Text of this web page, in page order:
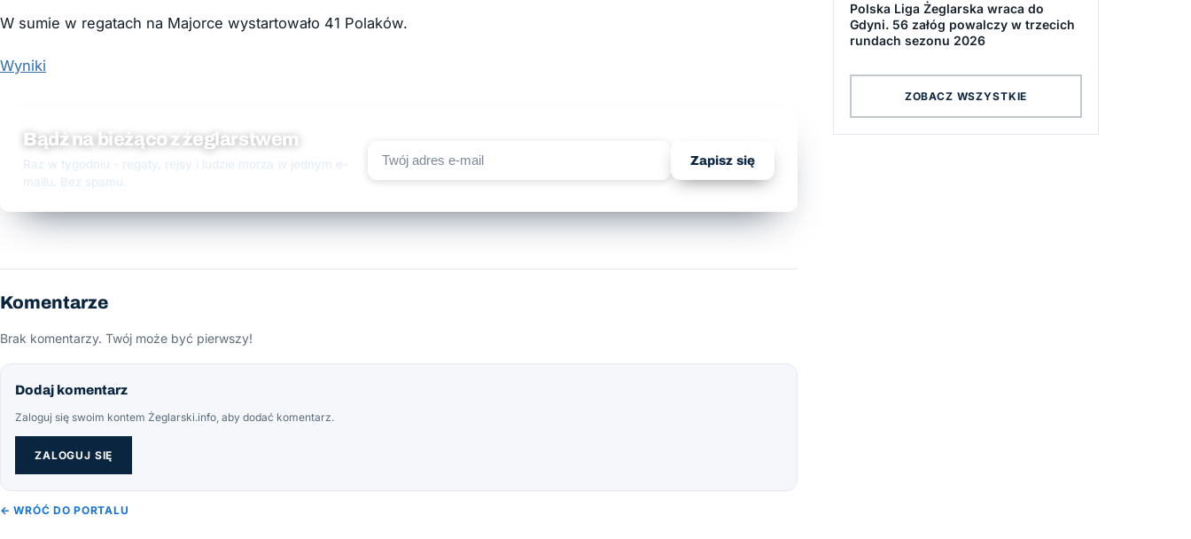
W sumie w regatach na Majorce wystartowało 41 Polaków.
Wyniki
Bądź na bieżąco z żeglarstwem
Raz w tygodniu - regaty, rejsy i ludzie morza w jednym e-
mailu. Bez spamu.
Zapisz się
Komentarze
Brak komentarzy. Twój może być pierwszy!
Dodaj komentarz
Zaloguj się swoim kontem Żeglarski.info, aby dodać komentarz.
ZALOGUJ SIĘ
← WRÓĆ DO PORTALU
Polska Liga Żeglarska wraca do
Gdyni. 56 załóg powalczy w trzecich
rundach sezonu 2026
ZOBACZ WSZYSTKIE